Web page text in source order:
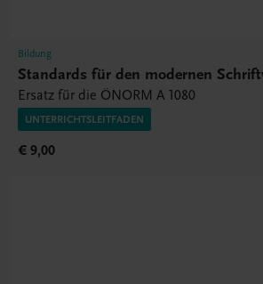
Bildung
Standards für den modernen
Ersatz für die ÖNORM A 1080
UNTERRICHTSLEITFADEN
€ 9,00